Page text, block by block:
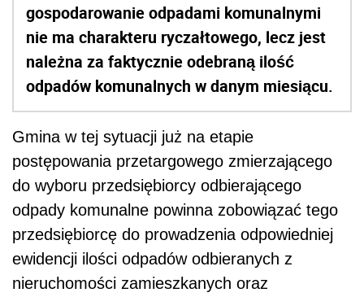
gospodarowanie odpadami komunalnymi
nie ma charakteru ryczałtowego, lecz jest
należna za faktycznie odebraną ilość
odpadów komunalnych w danym miesiącu.
Gmina w tej sytuacji już na etapie
postępowania przetargowego zmierzającego
do wyboru przedsiębiorcy odbierającego
odpady komunalne powinna zobowiązać tego
przedsiębiorcę do prowadzenia odpowiedniej
ewidencji ilości odpadów odbieranych z
nieruchomości zamieszkanych oraz